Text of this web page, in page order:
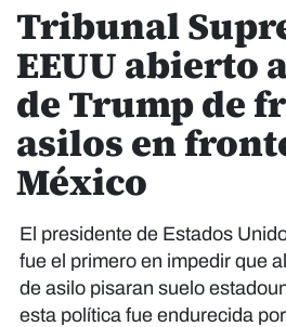
Tribunal
EEUU abierto
de Trump de
asilos en
México
El presidente de Estados
fue el primero en impedir que
de asilo pisaran suelo
esta política fue endurecida